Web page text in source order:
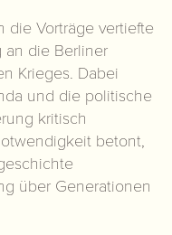
die Vorträge vertiefte
an die Berliner
Krieges. Dabei
und die politische
kritisch
betont,
über Generationen